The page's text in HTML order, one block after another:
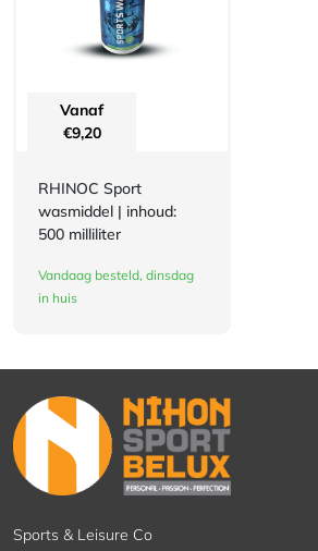
Vanaf
€9,20
RHINOC Sport
wasmiddel | inhoud:
500 milliliter
Vandaag besteld, dinsdag
in huis
Sports & Leisure Co